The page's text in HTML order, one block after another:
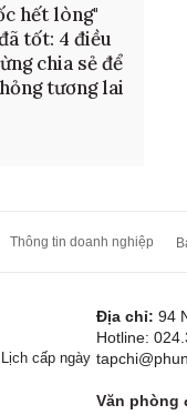
hết lòng"
tốt: 4 điều
chia sẻ để
tương lai
Thông tin doanh nghiệp
cấp ngày
Địa chỉ: 94
Hotline:
Văn phòng